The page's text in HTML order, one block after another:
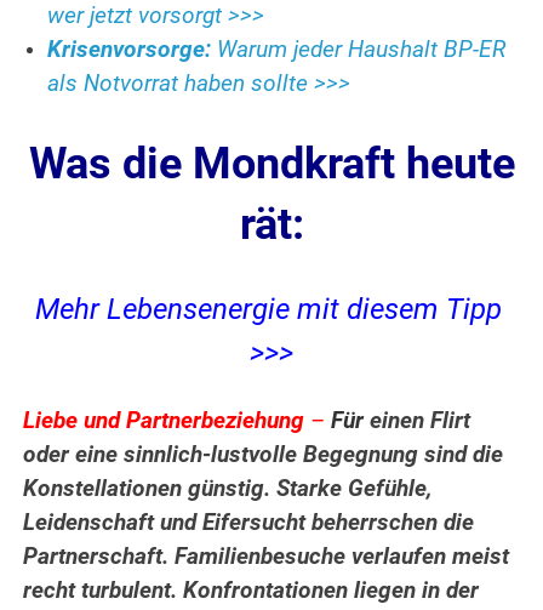
wer jetzt vorsorgt >>>
Krisenvorsorge: Warum jeder Haushalt BP-ER
als Notvorrat haben sollte >>>
Was die Mondkraft heute
rät:
Mehr Lebensenergie mit diesem Tipp
>>>
Liebe und Partnerbeziehung –Für einen Flirt
oder eine sinnlich-lustvolle Begegnung sind die
Konstellationen günstig. Starke Gefühle,
Leidenschaft und Eifersucht beherrschen die
Partnerschaft. Familienbesuche verlaufen meist
recht turbulent. Konfrontationen liegen in der